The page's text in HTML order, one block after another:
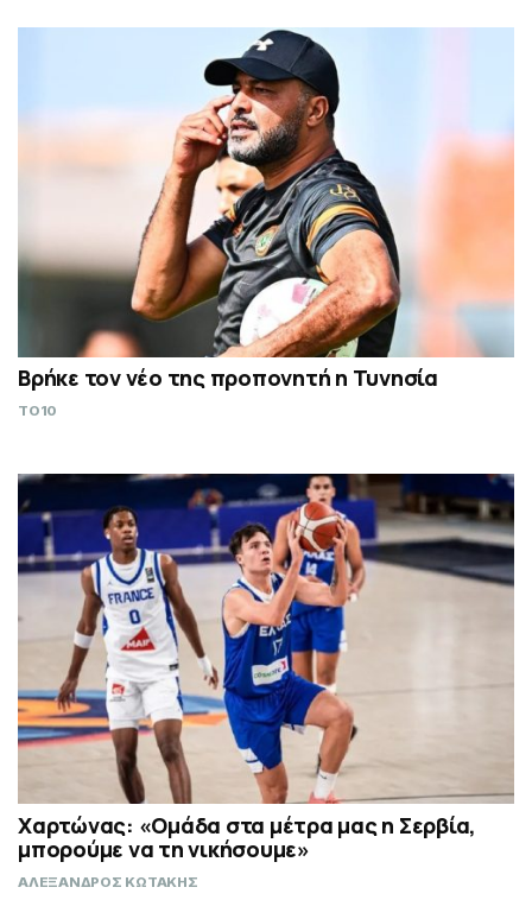
Βρήκε τον νέο της προπονητή η Τυνησία
TO10
Χαρτώνας: «Ομάδα στα μέτρα μας η Σερβία,
μπορούμε να τη νικήσουμε»
ΑΛΕΞΑΝΔΡΟΣ ΚΩΤΑΚΗΣ